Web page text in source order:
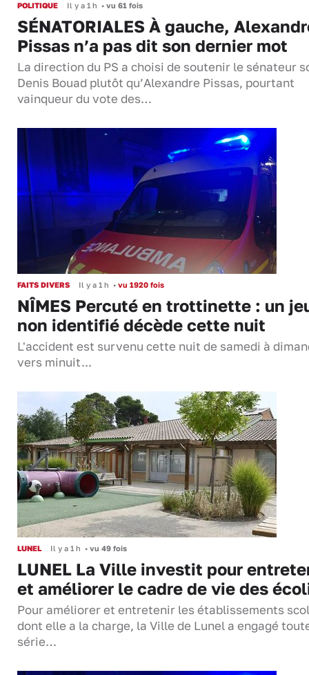
POLITIQUE Il y a 1 h • vu 61 fois
SÉNATORIALES À gauche,
Pissas n’a pas dit son dernier mot
La direction du PS a choisi de soutenir le sénateur
Denis Bouad plutôt qu’Alexandre Pissas, pourtant
vainqueur du vote des…
FAITS DIVERS Il y a 1 h • vu 1920 fois
NÎMES Percuté en trottinette : un
non identifié décède cette nuit
L'accident est survenu cette nuit de samedi à
vers minuit...
LUNEL Il y a 1 h • vu 49 fois
LUNEL La Ville investit pour
et améliorer le cadre de vie des
Pour améliorer et entretenir les établissements
dont elle a la charge, la Ville de Lunel a engagé
série…